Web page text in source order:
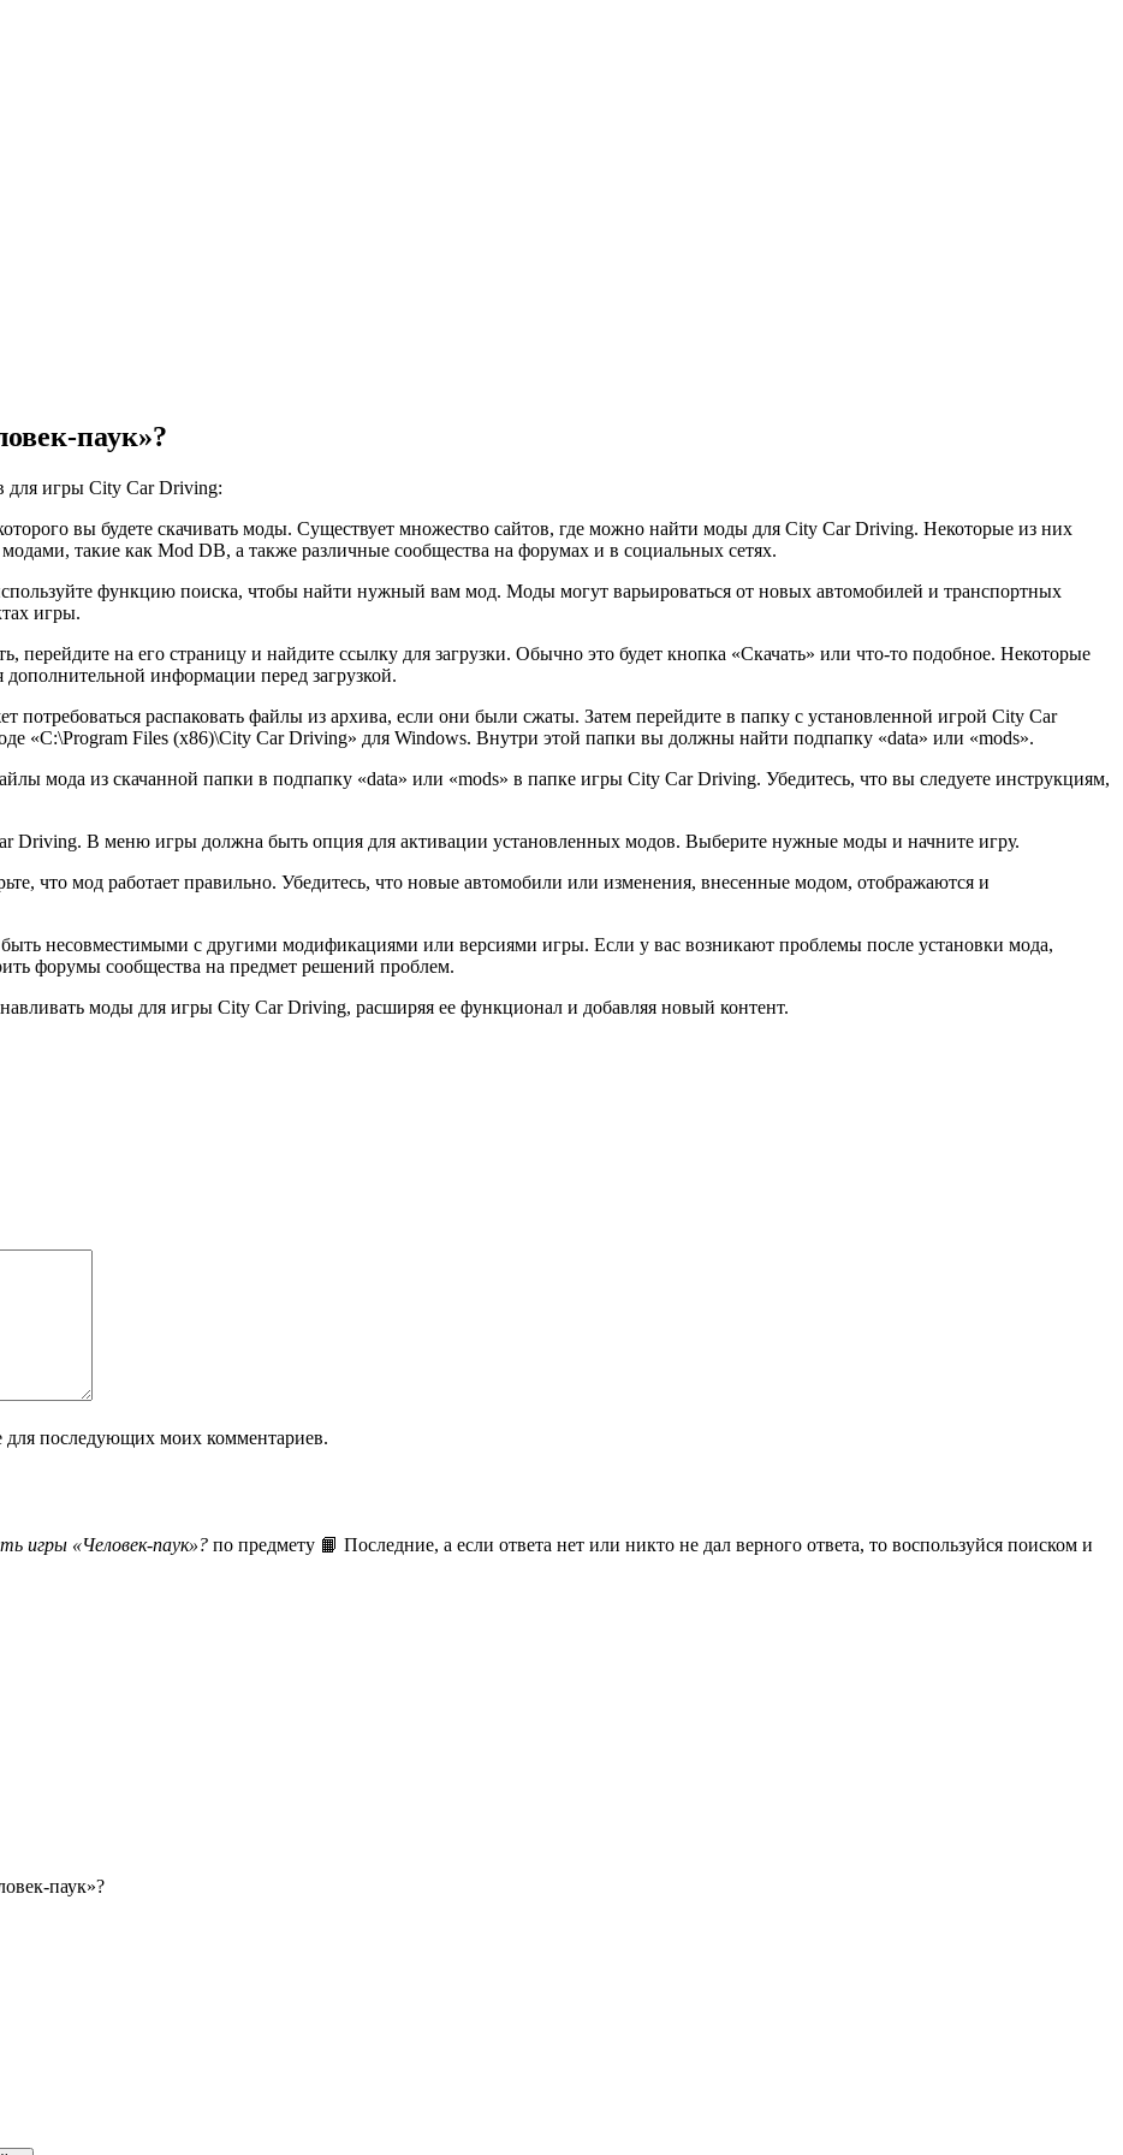
паук»?
для игры City Car Driving:
вы будете скачивать моды. Существует множество сайтов, где можно найти моды для City Car Driving. Некоторые из них
такие как Mod DB, а также различные сообщества на форумах и в социальных сетях.
функцию поиска, чтобы найти нужный вам мод. Моды могут варьироваться от новых автомобилей и транспортных
игры.
перейдите на его страницу и найдите ссылку для загрузки. Обычно это будет кнопка «Скачать» или что-то подобное. Некоторые
дополнительной информации перед загрузкой.
потребоваться распаковать файлы из архива, если они были сжаты. Затем перейдите в папку с установленной игрой City Car
«C:\Program Files (x86)\City Car Driving» для Windows. Внутри этой папки вы должны найти подпапку «data» или «mods».
мода из скачанной папки в подпапку «data» или «mods» в папке игры City Car Driving. Убедитесь, что вы следуете инструкциям,
Driving. В меню игры должна быть опция для активации установленных модов. Выберите нужные моды и начните игру.
что мод работает правильно. Убедитесь, что новые автомобили или изменения, внесенные модом, отображаются и
несовместимыми с другими модификациями или версиями игры. Если у вас возникают проблемы после установки мода,
форумы сообщества на предмет решений проблем.
моды для игры City Car Driving, расширяя ее функционал и добавляя новый контент.
для последующих моих комментариев.
игры «Человек-паук»? по предмету 📙 Последние, а если ответа нет или никто не дал верного ответа, то воспользуйся поиском и
паук»?